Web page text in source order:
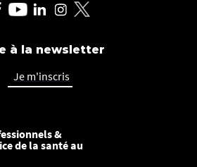
à la newsletter
Je m'inscris
&
de la santé au